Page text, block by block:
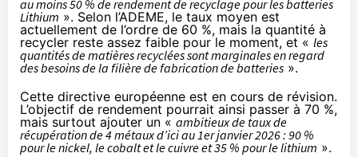
au moins 50 % de rendement de recyclage pour les batteries
Lithium ». Selon l’ADEME, le taux moyen est
actuellement de l’ordre de 60 %, mais la quantité à
recycler reste assez faible pour le moment, et « les
quantités de matières recyclées sont marginales en regard
des besoins de la filière de fabrication de batteries ».
Cette directive européenne est en cours de révision.
L’objectif de rendement pourrait ainsi passer à 70 %,
mais surtout ajouter un « ambitieux de taux de
récupération de 4 métaux d’ici au 1er janvier 2026 : 90 %
pour le nickel, le cobalt et le cuivre et 35 % pour le lithium ».